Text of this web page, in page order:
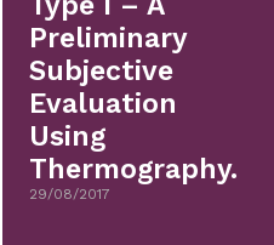
Preliminary
Subjective
Evaluation
Using
Thermography.
29/08/2017